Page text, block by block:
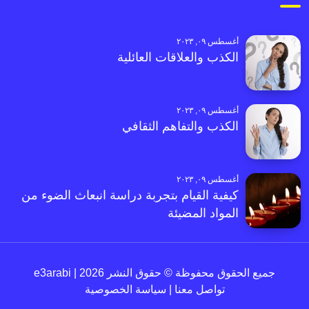
أغسطس ٠٩, ٢٠٢٣
الكذب والعلاقات العائلية
أغسطس ٠٩, ٢٠٢٣
الكذب والتفاهم الثقافي
أغسطس ٠٩, ٢٠٢٣
كيفية القيام بتجربة دراسة انبعاث الضوء من
المواد المضيئة
جميع الحقوق محفوظة © حقوق النشر 2026 | e3arabi
تواصل معنا
سياسة الخصوصية